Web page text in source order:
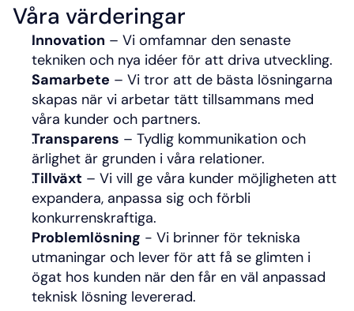
Våra värderingar
Innovation – Vi omfamnar den senaste
tekniken och nya idéer för att driva utveckling.
Samarbete – Vi tror att de bästa lösningarna
skapas när vi arbetar tätt tillsammans med
våra kunder och partners.
Transparens – Tydlig kommunikation och
ärlighet är grunden i våra relationer.
Tillväxt – Vi vill ge våra kunder möjligheten att
expandera, anpassa sig och förbli
konkurrenskraftiga.
Problemlösning - Vi brinner för tekniska
utmaningar och lever för att få se glimten i
ögat hos kunden när den får en väl anpassad
teknisk lösning levererad.